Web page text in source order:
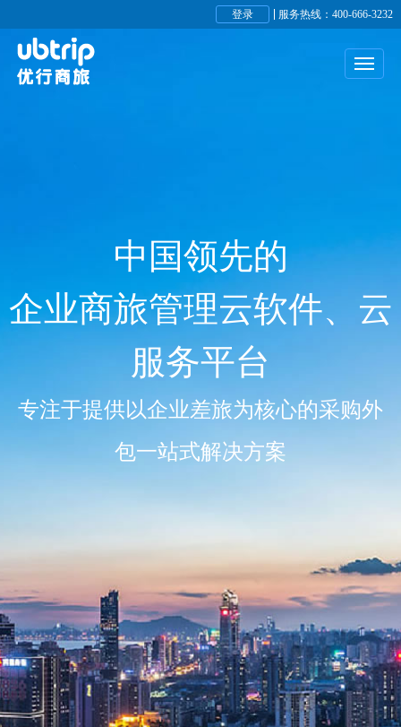
登录 服务热线：400-666-3232
中国领先的
企业商旅管理云软件、云
服务平台
专注于提供以企业差旅为核心的采购外
包一站式解决方案